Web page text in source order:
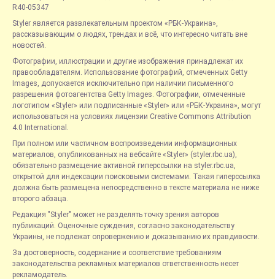
R40-05347
Styler является развлекательным проектом «РБК-Украина»,
рассказывающим о людях, трендах и всё, что интересно читать вне
новостей.
Фотографии, иллюстрации и другие изображения принадлежат их
правообладателям. Использование фотографий, отмеченных Getty
Images, допускается исключительно при наличии письменного
разрешения фотоагентства Getty Images. Фотографии, отмеченные
логотипом «Styler» или подписанные «Styler» или «РБК-Украина», могут
использоваться на условиях лицензии Creative Commons Attribution
4.0 International.
При полном или частичном воспроизведении информационных
материалов, опубликованных на вебсайте «Styler» (styler.rbc.ua),
обязательно размещение активной гиперссылки на styler.rbc.ua,
открытой для индексации поисковыми системами. Такая гиперссылка
должна быть размещена непосредственно в тексте материала не ниже
второго абзаца.
Редакция "Styler" может не разделять точку зрения авторов
публикаций. Оценочные суждения, согласно законодательству
Украины, не подлежат опровержению и доказыванию их правдивости.
За достоверность, содержание и соответствие требованиям
законодательства рекламных материалов ответственность несет
рекламодатель.